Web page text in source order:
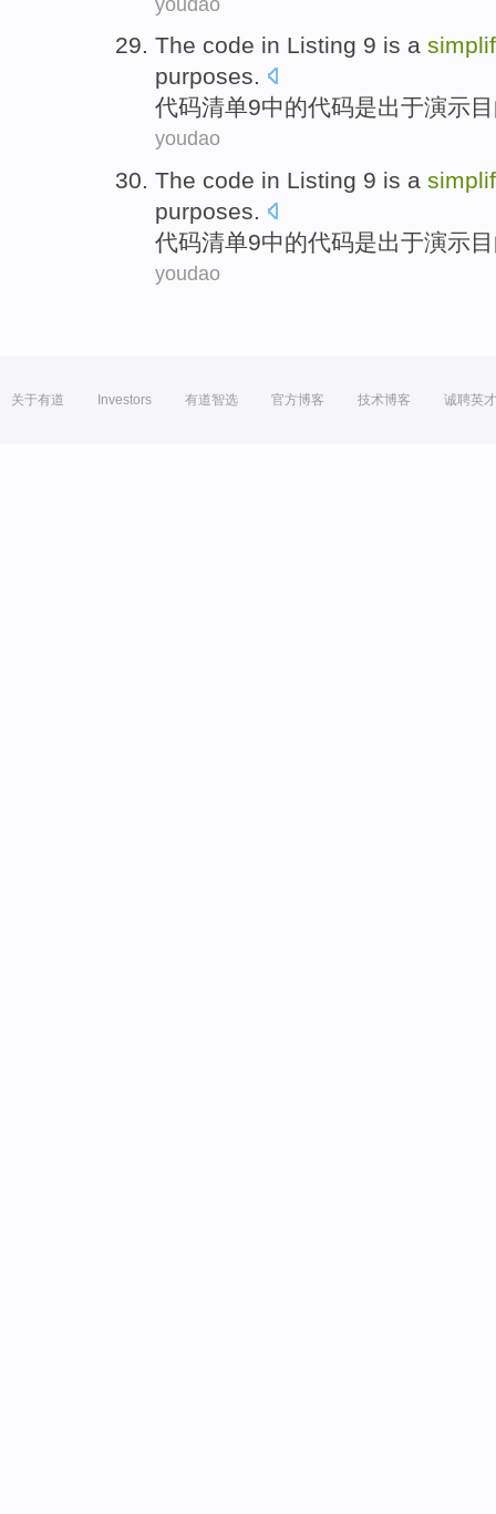
The code in Listing 9 is a
purposes.
代码清单9中的代码是出于演示
youdao
The code in Listing 9 is a
purposes.
代码清单9中的代码是出于演示
youdao
关于有道 Investors 有道智选 官方博客 技术博客 诚聘英才